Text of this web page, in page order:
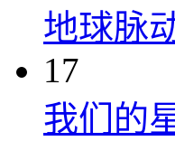
地球脉
17
我们的